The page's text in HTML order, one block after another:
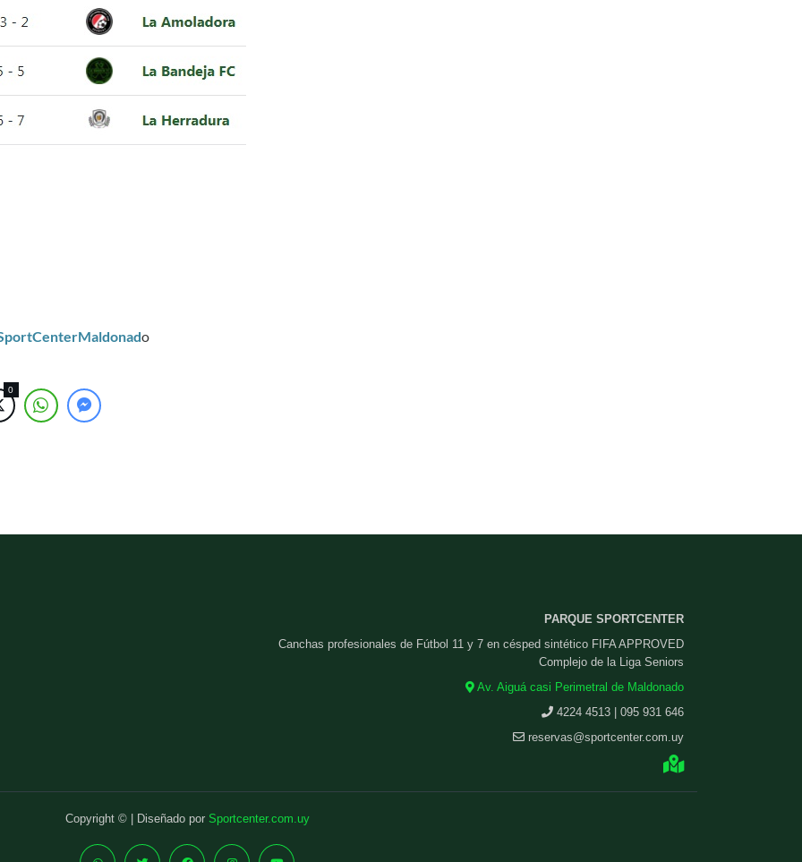
o
0
PARQUE SPORTCENTER
Canchas profesionales de Fútbol 11 y 7 en césped sintético FIFA APPROVED
Complejo de la Liga Seniors
Av. Aiguá casi Perimetral de Maldonado
4224 4513 | 095 931 646
reservas@sportcenter.com.uy
Copyright © | Diseñado por Sportcenter.com.uy